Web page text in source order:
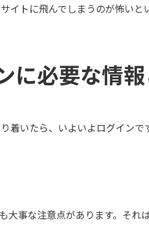
イトに飛んでしまうのが怖い
に必要な情
着いたら、いよいよログインで
大事な注意点があります。それは